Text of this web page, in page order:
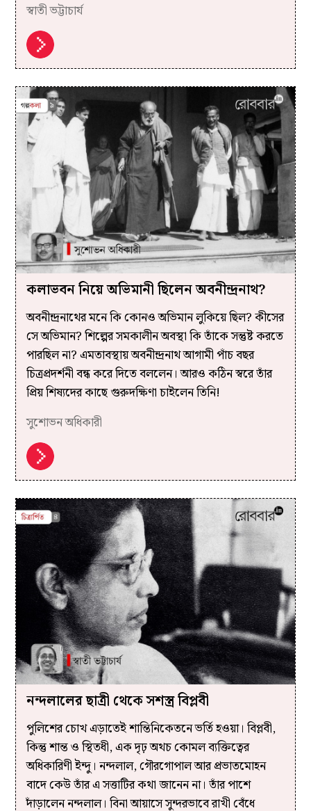
স্বাতী ভট্টাচার্য
কলাভবন নিয়ে অভিমানী ছিলেন অবনীন্দ্রনাথ?
অবনীন্দ্রনাথের মনে কি কোনও অভিমান লুকিয়ে ছিল? কীসের
সে অভিমান? শিল্পের সমকালীন অবস্থা কি তাঁকে সন্তুষ্ট করতে
পারছিল না? এমতাবস্থায় অবনীন্দ্রনাথ আগামী পাঁচ বছর
চিত্রপ্রদর্শনী বন্ধ করে দিতে বললেন। আরও কঠিন স্বরে তাঁর
প্রিয় শিষ্যদের কাছে গুরুদক্ষিণা চাইলেন তিনি!
সুশোভন অধিকারী
নন্দলালের ছাত্রী থেকে সশস্ত্র বিপ্লবী
পুলিশের চোখ এড়াতেই শান্তিনিকেতনে ভর্তি হওয়া। বিপ্লবী,
কিন্তু শান্ত ও স্থিতধী, এক দৃঢ় অথচ কোমল ব্যক্তিত্বের
অধিকারিণী ইন্দু। নন্দলাল, গৌরগোপাল আর প্রভাতমোহন
বাদে কেউ তাঁর এ সত্তাটির কথা জানেন না। তাঁর পাশে
দাঁড়ালেন নন্দলাল। বিনা আয়াসে সুন্দরভাবে রাখী বেঁধে